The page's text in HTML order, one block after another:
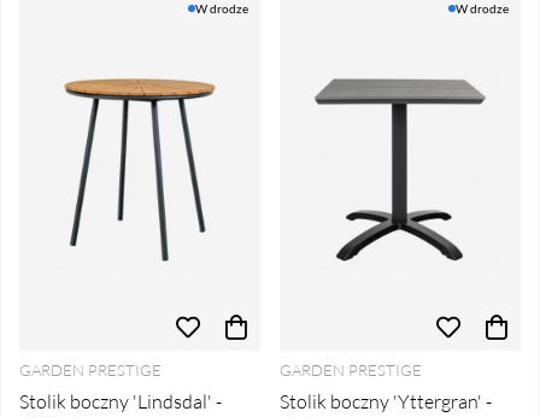
W drodze
GARDEN PRESTIGE
Stolik boczny 'Lindsdal' -
W drodze
GARDEN PRESTIGE
Stolik boczny 'Yttergran' -